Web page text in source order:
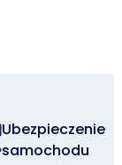
Ubezpieczenie
samochodu